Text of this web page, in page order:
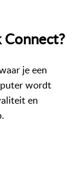
je een
wordt
en